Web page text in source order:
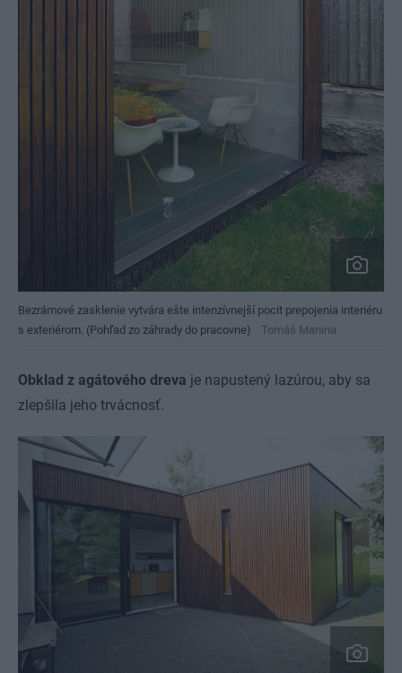
Bezrámové zasklenie vytvára ešte intenzívnejší pocit prepojenia interiéru
s exteriérom. (Pohľad zo záhrady do pracovne)
Tomáš Manina
Obklad z agátového dreva je napustený lazúrou, aby sa
zlepšila jeho trvácnosť.